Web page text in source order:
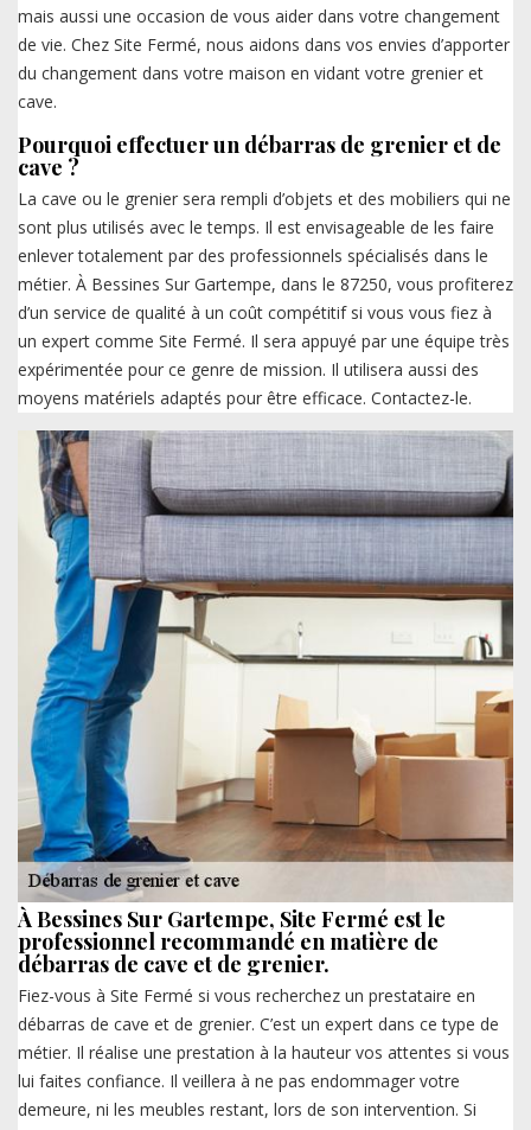
mais aussi une occasion de vous aider dans votre changement
de vie. Chez Site Fermé, nous aidons dans vos envies d’apporter
du changement dans votre maison en vidant votre grenier et
cave.
Pourquoi effectuer un débarras de grenier et de
cave ?
La cave ou le grenier sera rempli d’objets et des mobiliers qui ne
sont plus utilisés avec le temps. Il est envisageable de les faire
enlever totalement par des professionnels spécialisés dans le
métier. À Bessines Sur Gartempe, dans le 87250, vous profiterez
d’un service de qualité à un coût compétitif si vous vous fiez à
un expert comme Site Fermé. Il sera appuyé par une équipe très
expérimentée pour ce genre de mission. Il utilisera aussi des
moyens matériels adaptés pour être efficace. Contactez-le.
À Bessines Sur Gartempe, Site Fermé est le
professionnel recommandé en matière de
débarras de cave et de grenier.
Fiez-vous à Site Fermé si vous recherchez un prestataire en
débarras de cave et de grenier. C’est un expert dans ce type de
métier. Il réalise une prestation à la hauteur vos attentes si vous
lui faites confiance. Il veillera à ne pas endommager votre
demeure, ni les meubles restant, lors de son intervention. Si